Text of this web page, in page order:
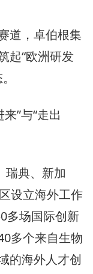
道，卓伯根集
起“欧洲研发
”与“走出
瑞典、新加
设立海外工作
多场国际创新
多个来自生物
的海外人才创